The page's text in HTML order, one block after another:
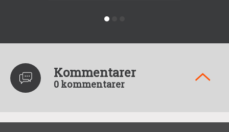
Kommentarer
0 kommentarer